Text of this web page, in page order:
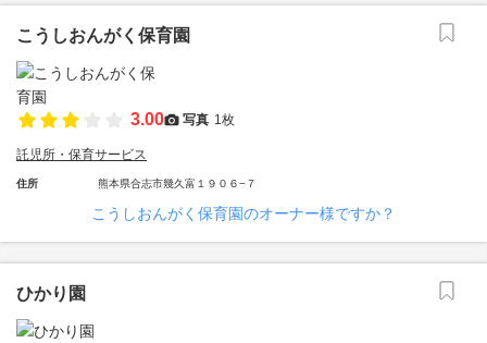
こうしおんがく保育園
3.00 写真 1枚
託児所・保育サービス
住所 熊本県合志市幾久富１９０６−７
こうしおんがく保育園のオーナー様ですか？
ひかり園